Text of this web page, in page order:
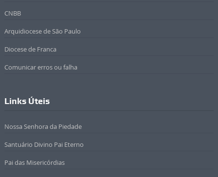
CNBB
Arquidiocese de São Paulo
Diocese de Franca
Comunicar erros ou falha
Links Úteis
Nossa Senhora da Piedade
Santuário Divino Pai Eterno
Pai das Misericórdias